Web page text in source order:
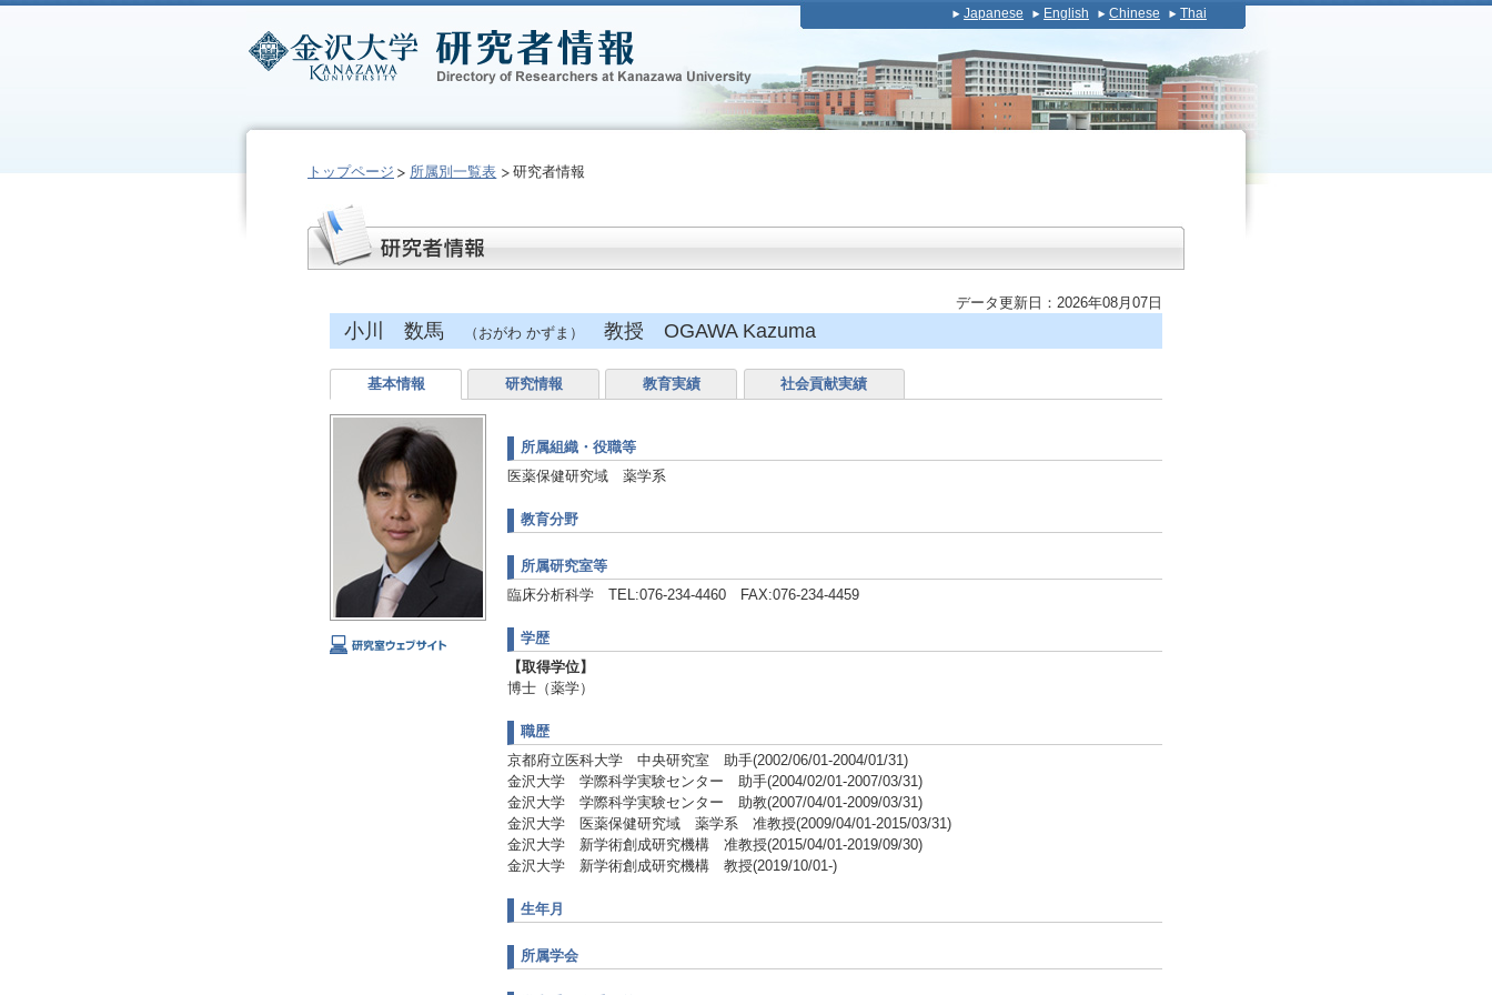
Japanese English Chinese Thai
トップページ 所属別一覧表 研究者情報
データ更新日：2026年08月07日
小川 数馬 （おがわ かずま） 教授 OGAWA Kazuma
基本情報 研究情報 教育実績 社会貢献実績
所属組織・役職等
医薬保健研究域 薬学系
教育分野
所属研究室等
臨床分析科学 TEL:076-234-4460 FAX:076-234-4459
学歴
【取得学位】
博士（薬学）
職歴
京都府立医科大学 中央研究室 助手(2002/06/01-2004/01/31)
金沢大学 学際科学実験センター 助手(2004/02/01-2007/03/31)
金沢大学 学際科学実験センター 助教(2007/04/01-2009/03/31)
金沢大学 医薬保健研究域 薬学系 准教授(2009/04/01-2015/03/31)
金沢大学 新学術創成研究機構 准教授(2015/04/01-2019/09/30)
金沢大学 新学術創成研究機構 教授(2019/10/01-)
生年月
所属学会